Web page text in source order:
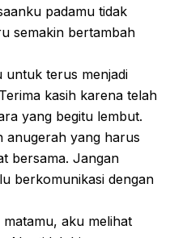
padamu tidak
semakin bertambah
untuk terus menjadi
kasih karena telah
yang begitu lembut.
anugerah yang harus
bersama. Jangan
berkomunikasi dengan
aku melihat